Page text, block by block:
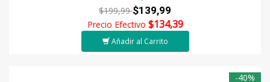
$199,99$139,99
Precio Efectivo $134,39
Añadir al Carrito
-40%